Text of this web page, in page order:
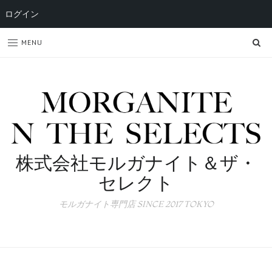
MENU
株式会社モルガナイト＆ザ・
セレクト
モルガナイト専門店 SINCE 2017 TOKYO
ログイン